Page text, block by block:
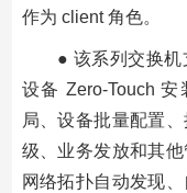
作为 client 角色。
● 该系列交换机
设备 Zero-Touch
局、设备批量配置
级、业务发放和其
网络拓扑自动发现